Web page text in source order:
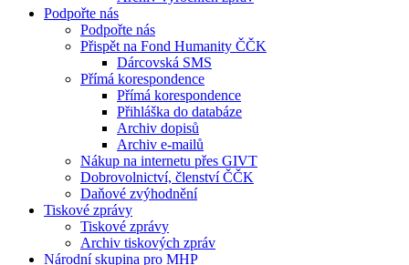
Podpořte nás
Podpořte nás
Přispět na Fond Humanity ČČK
Dárcovská SMS
Přímá korespondence
Přímá korespondence
Přihláška do databáze
Archiv dopisů
Archiv e-mailů
Nákup na internetu přes GIVT
Dobrovolnictví, členství ČČK
Daňové zvýhodnění
Tiskové zprávy
Tiskové zprávy
Archiv tiskových zpráv
Národní skupina pro MHP